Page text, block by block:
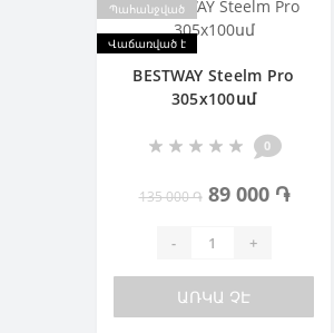
Պահանջված
Վաճառված է
BESTWAY Steelm Pro
305х100սմ
0
135 000 ֏ 89 000 ֏
- +
ԱՌԿԱ ՉԷ